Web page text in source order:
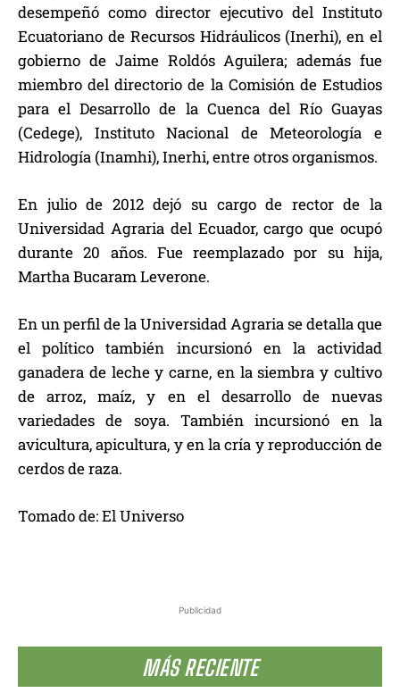
Publicidad
MÁS RECIENTE
desempeñó como director ejecutivo del Instituto
Ecuatoriano de Recursos Hidráulicos (Inerhi), en el
gobierno de Jaime Roldós Aguilera; además fue
miembro del directorio de la Comisión de Estudios
para el Desarrollo de la Cuenca del Río Guayas
(Cedege), Instituto Nacional de Meteorología e
Hidrología (Inamhi), Inerhi, entre otros organismos.
En julio de 2012 dejó su cargo de rector de la
Universidad Agraria del Ecuador, cargo que ocupó
durante 20 años. Fue reemplazado por su hija,
Martha Bucaram Leverone.
En un perfil de la Universidad Agraria se detalla que
el político también incursionó en la actividad
ganadera de leche y carne, en la siembra y cultivo
de arroz, maíz, y en el desarrollo de nuevas
variedades de soya. También incursionó en la
avicultura, apicultura, y en la cría y reproducción de
cerdos de raza.
Tomado de: El Universo